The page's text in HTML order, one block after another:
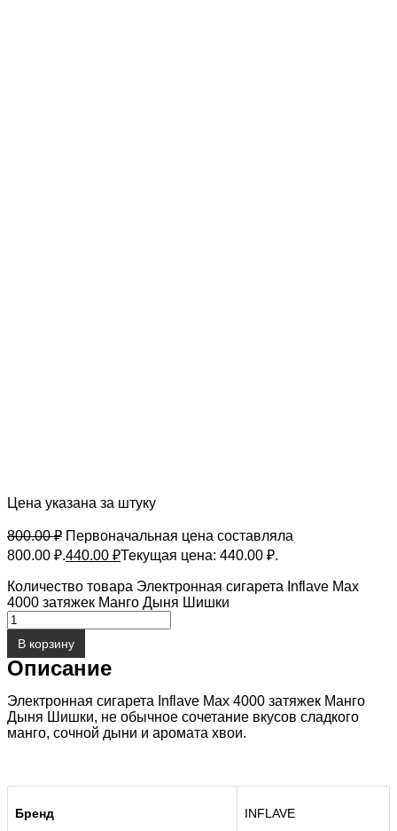
Цена указана за штуку
800.00₽ Первоначальная цена составляла
800.00 ₽.440.00 ₽Текущая цена: 440.00 ₽.
Количество товара Электронная сигарета Inflave Max
4000 затяжек Манго Дыня Шишки
В корзину
Описание
Электронная сигарета Inflave Max 4000 затяжек Манго
Дыня Шишки, не обычное сочетание вкусов сладкого
манго, сочной дыни и аромата хвои.
Бренд INFLAVE